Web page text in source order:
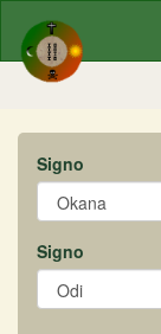
Signo
Signo